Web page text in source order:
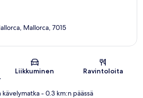
Kartta
Mallorca, 7015
Liikkuminen Ravintoloita
kävelymatka- 0.3 km:n päässä